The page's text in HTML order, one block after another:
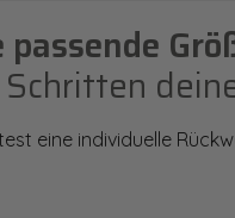
passende
eine individuelle